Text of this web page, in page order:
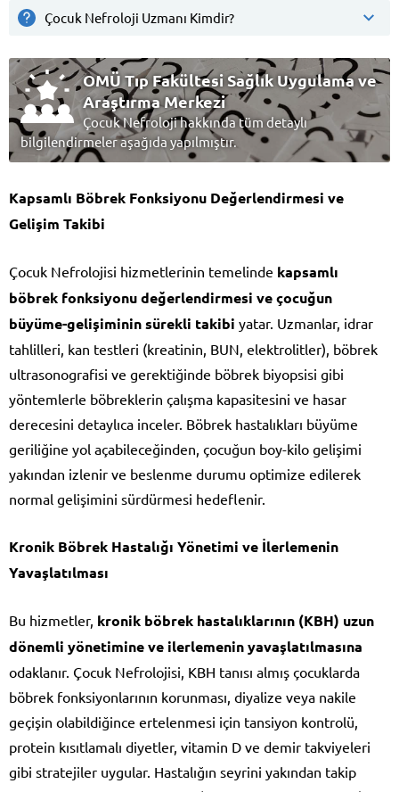
Çocuk Nefroloji Uzmanı Kimdir?
OMÜ Tıp Fakültesi Sağlık Uygulama ve
Araştırma Merkezi
Çocuk Nefroloji hakkında tüm detaylı
bilgilendirmeler aşağıda yapılmıştır.
Kapsamlı Böbrek Fonksiyonu Değerlendirmesi ve
Gelişim Takibi
Çocuk Nefrolojisi hizmetlerinin temelinde kapsamlı
böbrek fonksiyonu değerlendirmesi ve çocuğun
büyüme-gelişiminin sürekli takibi yatar. Uzmanlar, idrar
tahlilleri, kan testleri (kreatinin, BUN, elektrolitler), böbrek
ultrasonografisi ve gerektiğinde böbrek biyopsisi gibi
yöntemlerle böbreklerin çalışma kapasitesini ve hasar
derecesini detaylıca inceler. Böbrek hastalıkları büyüme
geriliğine yol açabileceğinden, çocuğun boy-kilo gelişimi
yakından izlenir ve beslenme durumu optimize edilerek
normal gelişimini sürdürmesi hedeflenir.
Kronik Böbrek Hastalığı Yönetimi ve İlerlemenin
Yavaşlatılması
Bu hizmetler, kronik böbrek hastalıklarının (KBH) uzun
dönemli yönetimine ve ilerlemenin yavaşlatılmasına
odaklanır. Çocuk Nefrolojisi, KBH tanısı almış çocuklarda
böbrek fonksiyonlarının korunması, diyalize veya nakile
geçişin olabildiğince ertelenmesi için tansiyon kontrolü,
protein kısıtlamalı diyetler, vitamin D ve demir takviyeleri
gibi stratejiler uygular. Hastalığın seyrini yakından takip